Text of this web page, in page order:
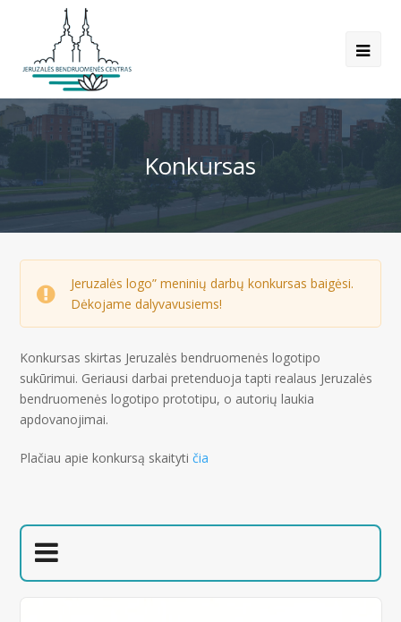
Konkursas
Jeruzalės logo” meninių darbų konkursas baigėsi.
Dėkojame dalyvavusiems!
Konkursas skirtas Jeruzalės bendruomenės logotipo
sukūrimui. Geriausi darbai pretenduoja tapti realaus Jeruzalės
bendruomenės logotipo prototipu, o autorių laukia
apdovanojimai.
Plačiau apie konkursą skaitytičia